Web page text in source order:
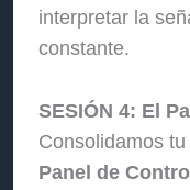
interpretar la
constante.
SESIÓN 4: El
Consolidamos
Panel de